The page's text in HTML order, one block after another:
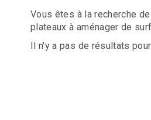
Vous êtes à la recherche
plateaux à aménager de
Il n'y a pas de résultats